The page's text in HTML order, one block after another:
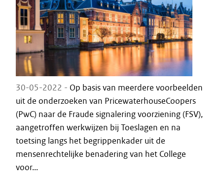
30-05-2022 - Op basis van meerdere voorbeelden
uit de onderzoeken van PricewaterhouseCoopers
(PwC) naar de Fraude signalering voorziening (FSV),
aangetroffen werkwijzen bij Toeslagen en na
toetsing langs het begrippenkader uit de
mensenrechtelijke benadering van het College
voor...